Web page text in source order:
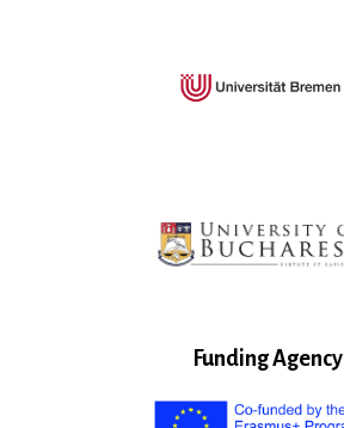
Funding Agency